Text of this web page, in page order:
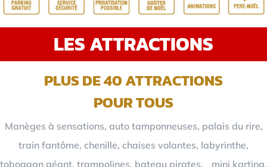
LES ATTRACTIONS
PLUS DE 40 ATTRACTIONS
POUR TOUS
Manèges à sensations, auto tamponneuses, palais du rire,
train fantôme, chenille, chaises volantes, labyrinthe,
toboggan géant, trampolines, bateau pirates, mini karting,